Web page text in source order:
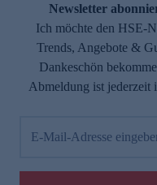
Newsletter
Ich möchte den HSE-
Trends, Angebote &
Dankeschön
Abmeldung ist jederzeit
E-Mail-Adresse